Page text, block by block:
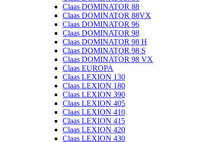
Claas DOMINATOR 88
Claas DOMINATOR 88VX
Claas DOMINATOR 96
Claas DOMINATOR 98
Claas DOMINATOR 98 H
Claas DOMINATOR 98 S
Claas DOMINATOR 98 VX
Claas EUROPA
Claas LEXION 130
Claas LEXION 180
Claas LEXION 390
Claas LEXION 405
Claas LEXION 410
Claas LEXION 415
Claas LEXION 420
Claas LEXION 430